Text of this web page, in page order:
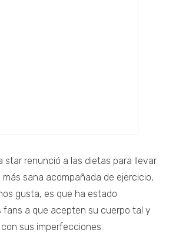
star renunció a las dietas para llevar
sana acompañada de ejercicio,
gusta, es que ha estado
fans a que acepten su cuerpo tal y
sus imperfecciones.